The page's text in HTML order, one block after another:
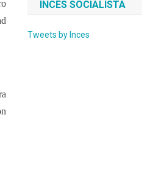
INCES SOCIALISTA
Tweets by Inces